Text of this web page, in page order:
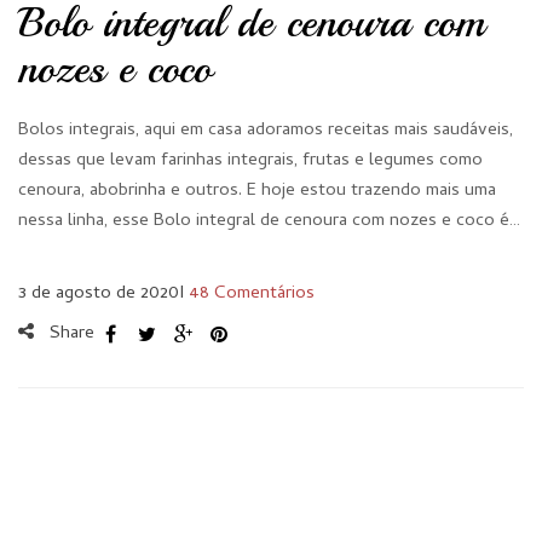
Bolo integral de cenoura com
nozes e coco
Bolos integrais, aqui em casa adoramos receitas mais saudáveis,
dessas que levam farinhas integrais, frutas e legumes como
cenoura, abobrinha e outros. E hoje estou trazendo mais uma
nessa linha, esse Bolo integral de cenoura com nozes e coco é…
3 de agosto de 2020I 48 Comentários
Share